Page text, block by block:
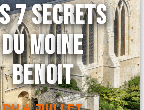
7 SECRETS
DU MOINE
BENOIT
DU 4 JUILLET